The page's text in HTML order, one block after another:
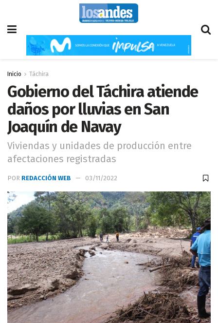
Inicio Táchira
Gobierno del Táchira atiende
daños por lluvias en San
Joaquín de Navay
Viviendas y unidades de producción entre
afectaciones registradas
POR REDACCIÓN WEB 03/11/2022